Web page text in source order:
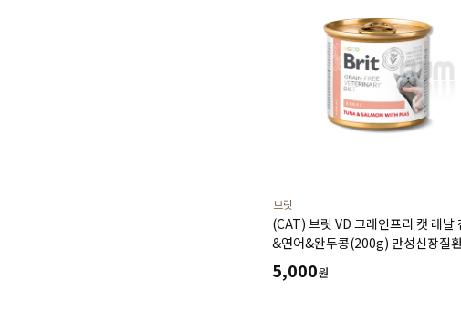
브릿
(CAT) 브릿 VD 그레인프리 캣 레날
&연어&완두콩(200g) 만성신장질
심장건강 시력보호 소화기건강에 도움
5,000원